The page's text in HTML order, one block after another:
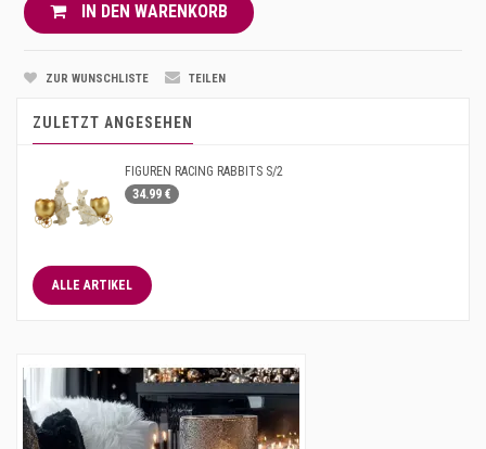
IN DEN WARENKORB
ZUR WUNSCHLISTE TEILEN
ZULETZT ANGESEHEN
FIGUREN RACING RABBITS S/2
34.99 €
ALLE ARTIKEL